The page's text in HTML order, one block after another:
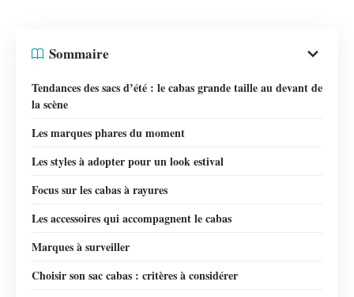
Sommaire
Tendances des sacs d’été : le cabas grande taille au devant de
la scène
Les marques phares du moment
Les styles à adopter pour un look estival
Focus sur les cabas à rayures
Les accessoires qui accompagnent le cabas
Marques à surveiller
Choisir son sac cabas : critères à considérer